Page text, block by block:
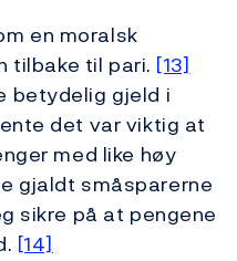
en moralsk
tilbake til pari. [13]
betydelig gjeld i
det var viktig at
med like høy
gjaldt småsparerne
sikre på at pengene
[14]